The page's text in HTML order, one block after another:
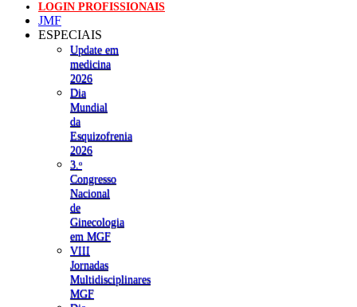
LOGIN PROFISSIONAIS
JMF
ESPECIAIS
Update em
medicina
2026
Dia
Mundial
da
Esquizofrenia
2026
3.ᵒ
Congresso
Nacional
de
Ginecologia
em MGF
VIII
Jornadas
Multidisciplinares
MGF